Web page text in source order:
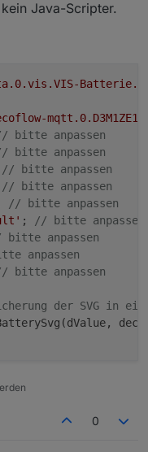
Java-Scripter.
bitte anpassen
bitte anpassen
// bitte anpassen
// bitte anpassen
// bitte anpassen
;
// bitte anpassen
bitte anpassen
anpassen
bitte anpassen
der SVG in
0